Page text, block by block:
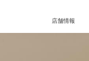
店舗情報